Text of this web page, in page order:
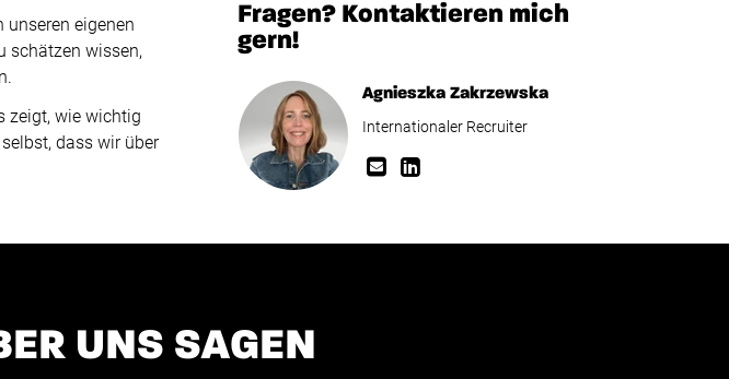
eigenen
schätzen wissen,
zeigt, wie wichtig
dass wir über
Fragen? Kontaktieren mich
gern!
Agnieszka Zakrzewska
Internationaler Recruiter
UNS SAGEN